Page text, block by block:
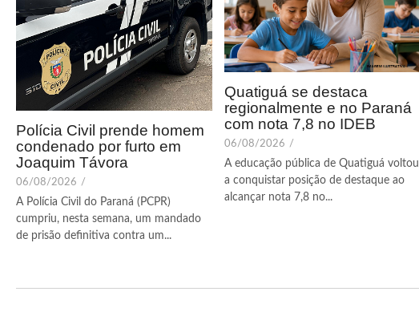
Polícia Civil prende homem
condenado por furto em
Joaquim Távora
06/08/2026 /
A Polícia Civil do Paraná (PCPR)
cumpriu, nesta semana, um mandado
de prisão definitiva contra um...
Quatiguá se destaca
regionalmente e no Paraná
com nota 7,8 no IDEB
06/08/2026 /
A educação pública de Quatiguá voltou
a conquistar posição de destaque ao
alcançar nota 7,8 no...